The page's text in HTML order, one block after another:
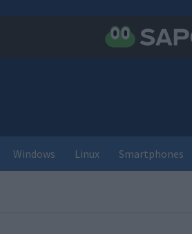
Windows Linux Smartphones